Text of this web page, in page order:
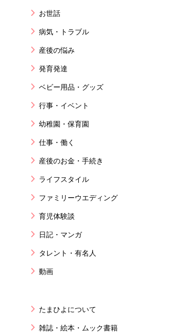
お世話
病気・トラブル
産後の悩み
発育発達
ベビー用品・グッズ
行事・イベント
幼稚園・保育園
仕事・働く
産後のお金・手続き
ライフスタイル
ファミリーウエディング
育児体験談
日記・マンガ
タレント・有名人
動画
たまひよについて
雑誌・絵本・ムック書籍